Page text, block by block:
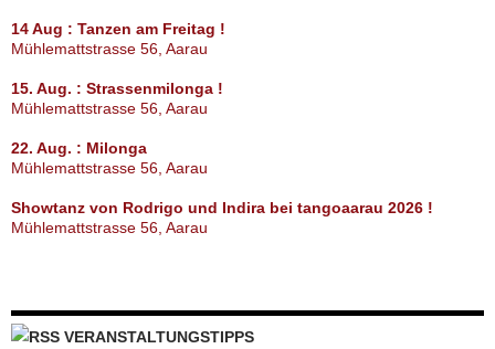
14 Aug : Tanzen am Freitag !
Mühlemattstrasse 56, Aarau
15. Aug. : Strassenmilonga !
Mühlemattstrasse 56, Aarau
22. Aug. : Milonga
Mühlemattstrasse 56, Aarau
Showtanz von Rodrigo und Indira bei tangoaarau 2026 !
Mühlemattstrasse 56, Aarau
VERANSTALTUNGSTIPPS